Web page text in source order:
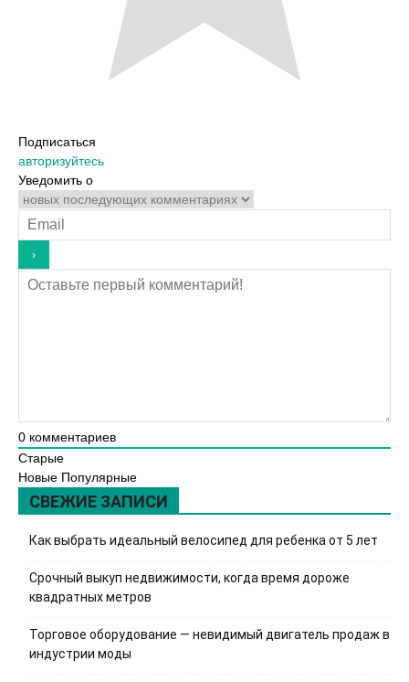
Подписаться
авторизуйтесь
Уведомить о
0 комментариев
Старые
Новые Популярные
СВЕЖИЕ ЗАПИСИ
Как выбрать идеальный велосипед для ребенка от 5 лет
Срочный выкуп недвижимости, когда время дороже
квадратных метров
Торговое оборудование — невидимый двигатель продаж в
индустрии моды